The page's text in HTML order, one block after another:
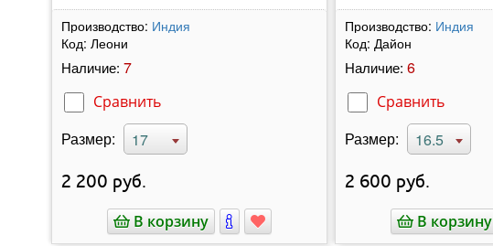
Производство: Индия
Код: Леони
Наличие: 7
Сравнить
Размер: 17
2 200 руб.
В корзину
Производство: Индия
Код: Дайон
Наличие: 6
Сравнить
Размер: 16.5
2 600 руб.
В корзину